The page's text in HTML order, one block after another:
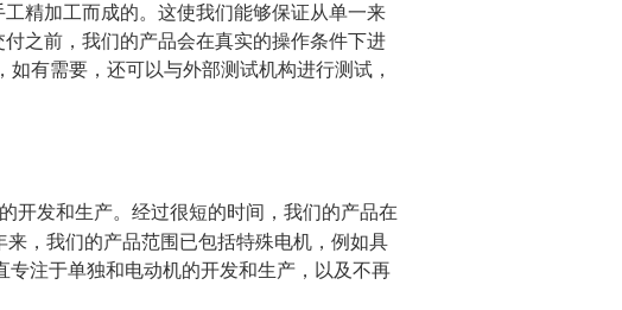
精加工而成的。这使我们能够保证从单一来
之前，我们的产品会在真实的操作条件下进
有需要，还可以与外部测试机构进行测试，
开发和生产。经过很短的时间，我们的产品在
来，我们的产品范围已包括特殊电机，例如具
专注于单独和电动机的开发和生产，以及不再